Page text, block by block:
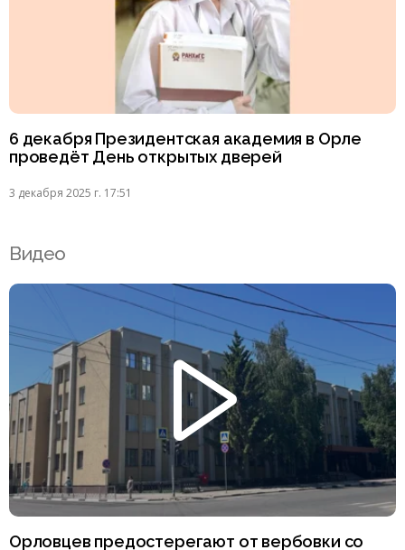
6 декабря Президентская академия в Орле
проведёт День открытых дверей
3 декабря 2025 г. 17:51
Видео
Орловцев предостерегают от вербовки со